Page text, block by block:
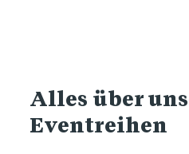
Alles über
Eventreihen